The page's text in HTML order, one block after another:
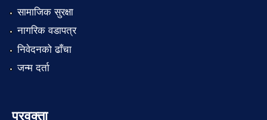
सामाजिक सुरक्षा
नागरिक वडापत्र
निवेदनको ढाँचा
जन्म दर्ता
प्रवक्ता